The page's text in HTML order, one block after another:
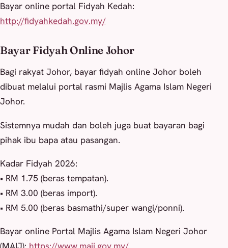
Bayar online portal Fidyah Kedah:
http://fidyahkedah.gov.my/
Bayar Fidyah Online Johor
Bagi rakyat Johor, bayar fidyah online Johor boleh
dibuat melalui portal rasmi Majlis Agama Islam Negeri
Johor.
Sistemnya mudah dan boleh juga buat bayaran bagi
pihak ibu bapa atau pasangan.
Kadar Fidyah 2026:
• RM 1.75 (beras tempatan).
• RM 3.00 (beras import).
• RM 5.00 (beras basmathi/super wangi/ponni).
Bayar online Portal Majlis Agama Islam Negeri Johor